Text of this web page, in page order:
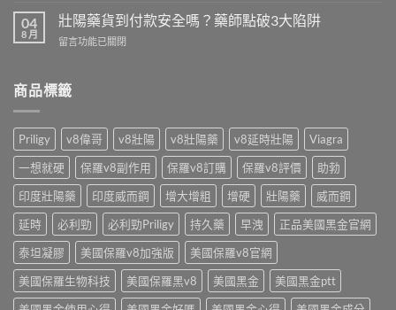
師
教
單
顆
本〉
免
處
方
藥
你
台
灣
怎
麼
買〉
中
壯
陽
藥
清
師
教
你
依
需
求
挑〉
中
04
8 月
壯陽藥貨到付款安全嗎？藥師點破3大陷阱
在
藥
貨
付
安
全
嗎？
藥
師
點
破
3
大
陷
留言功能已關閉
商品標籤
Priligy v8偉哥 v8壯陽 v8壯陽藥 v8延時壯陽
Viagra
一想就硬
保羅v8副作用 保羅v8訂購 保羅v8評價
助勃
印度壯陽藥
印度威而鋼 增大增粗 增硬 壯陽藥
威而鋼
延時
必利勁 必利勁Priligy 持久藥 早洩
正品美國黑金官網
泰坦凝膠
美國保羅v8加強版
美國保羅v8官網
美國保羅生物科技
美國保羅黑v8 美國黑金
美國黑金ptt